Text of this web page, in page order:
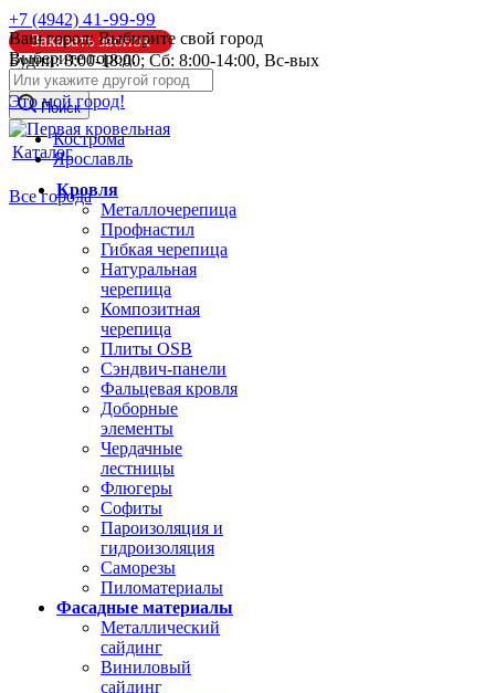
Ваш город: Выбирите свой город
Выберите город:
Это мой город!
Кострома
Ярославль
Все города
+7 (4942) 41-99-99
Заказать звонок
Будни: 8:00-18:00; Сб: 8:00-14:00, Вс-вых
info@pk44.ru
Поиск
Каталог
Кровля
Металлочерепица
Профнастил
Гибкая черепица
Натуральная
черепица
Композитная
черепица
Плиты OSB
Сэндвич-панели
Фальцевая кровля
Доборные
элементы
Чердачные
лестницы
Флюгеры
Софиты
Пароизоляция и
гидроизоляция
Саморезы
Пиломатериалы
Фасадные материалы
Металлический
сайдинг
Виниловый
сайдинг